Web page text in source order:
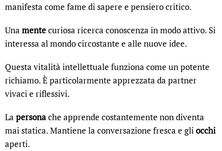
manifesta come fame di sapere e pensiero critico.
Una mentecuriosa ricerca conoscenza in modo attivo. Si
interessa al mondo circostante e alle nuove idee.
Questa vitalità intellettuale funziona come un potente
richiamo. È particolarmente apprezzata da partner
vivaci e riflessivi.
La personache apprende costantemente non diventa
mai statica. Mantiene la conversazione fresca e gli occhi
aperti.